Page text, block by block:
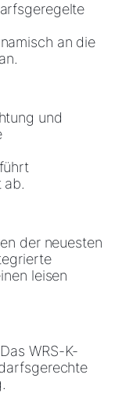
an die
und
ab.
der neuesten
leisen
WRS-K-